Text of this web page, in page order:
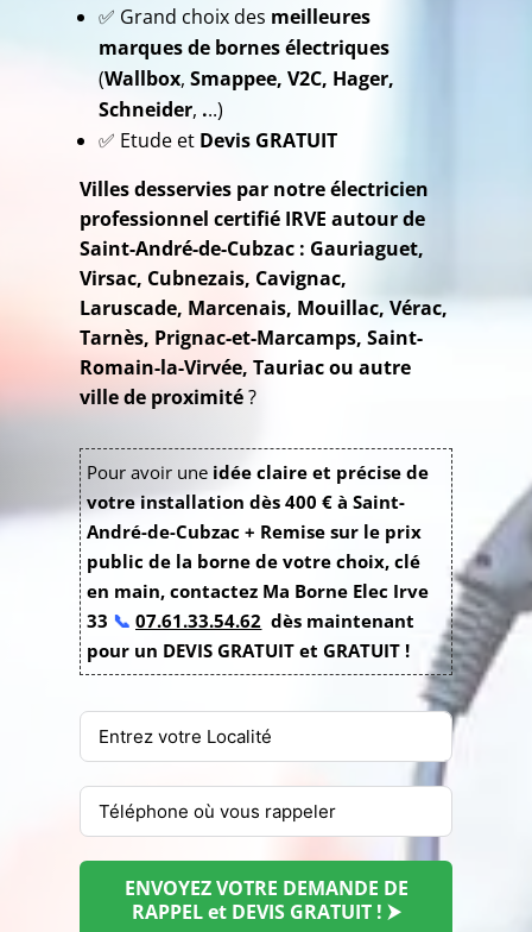
✅ Grand choix des meilleures
marques de bornes électriques
(Wallbox,Smappee, V2C, Hager,
Schneider, ...)
✅ Etude et Devis GRATUIT
Villes desservies par notre électricien
professionnel certifié IRVE autour de
Saint-André-de-Cubzac : Gauriaguet,
Virsac, Cubnezais, Cavignac,
Laruscade, Marcenais, Mouillac, Vérac,
Tarnès, Prignac-et-Marcamps, Saint-
Romain-la-Virvée, Tauriac ou autre
ville de proximité?
Pour avoir une idée claire et précise de
votre installation dès 400 € à Saint-
André-de-Cubzac + Remise sur le prix
public de la borne de votre choix, clé
en main, contactez Ma Borne Elec Irve
33 📞 07.61.33.54.62 dès maintenant
pour un DEVIS GRATUIT et GRATUIT !
ENVOYEZ VOTRE DEMANDE DE
RAPPEL et DEVIS GRATUIT ! ⮞